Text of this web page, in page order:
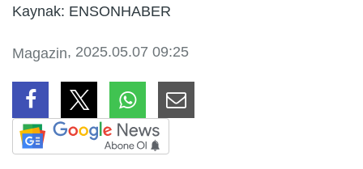
Kaynak: ENSONHABER
Magazin, 2025.05.07 09:25